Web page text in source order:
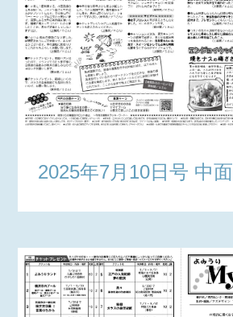
2025年7月10日号 中面